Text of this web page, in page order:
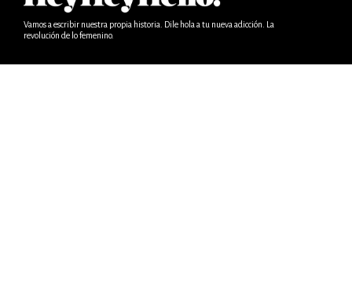
Vamos a escribir nuestra propia historia. Dile hola a tu nueva adicción. La
revolución de lo femenino.